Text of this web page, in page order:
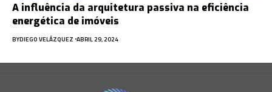
A influência da arquitetura passiva na eficiência
energética de imóveis
BYDIEGO VELÁZQUEZ ABRIL 29, 2024